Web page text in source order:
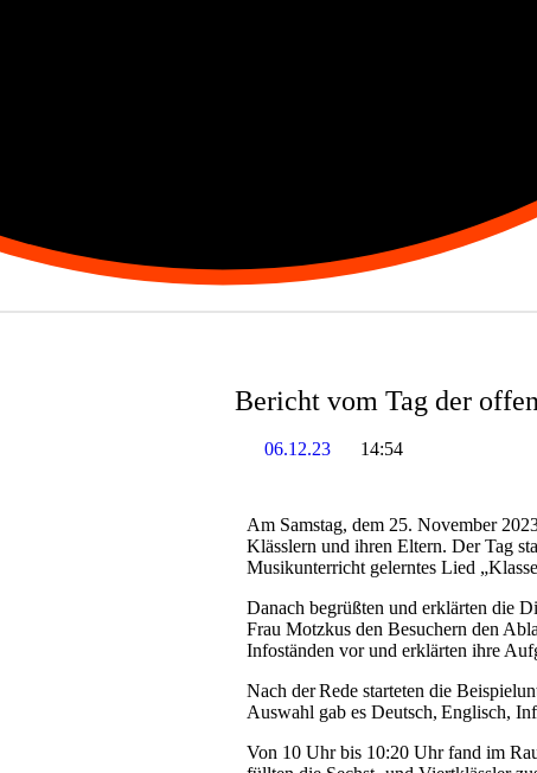
Bericht vom Tag der
06.12.23 14:54
Am Samstag, dem 25. November
Klässlern und ihren Eltern. Der Tag
Musikunterricht gelerntes Lied
Danach begrüßten und erklärten die
Frau Motzkus den Besuchern den
Infoständen vor und erklärten ihre
Nach der Rede starteten die
Auswahl gab es Deutsch, Englisch,
Von 10 Uhr bis 10:20 Uhr fand im